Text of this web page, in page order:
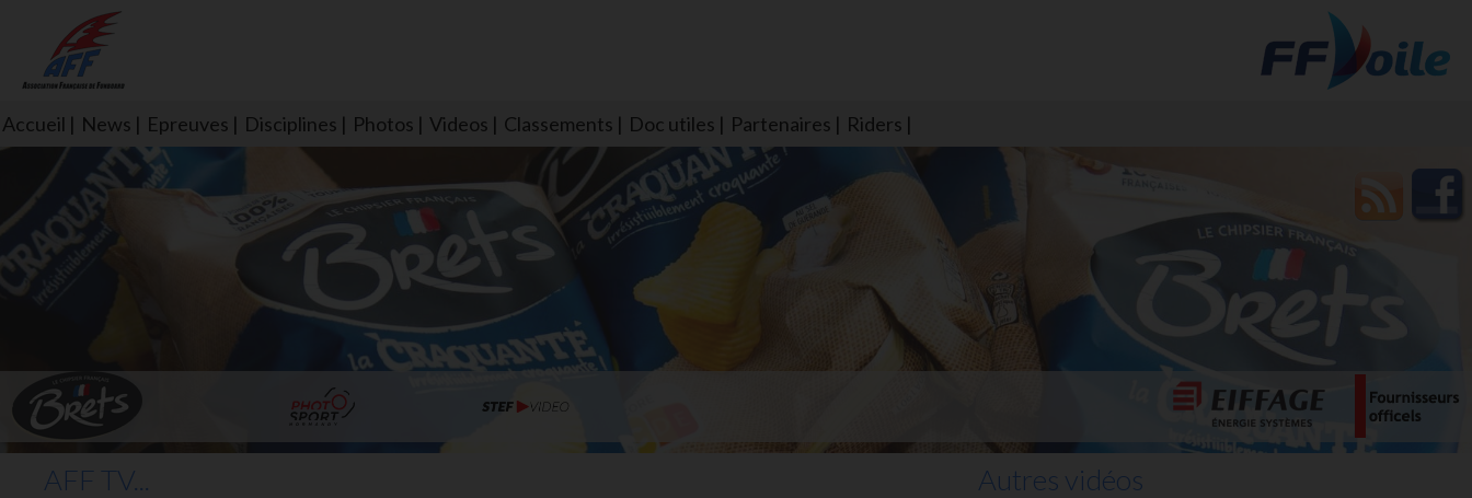
Accueil News Epreuves Disciplines Photos Videos Classements Doc utiles Partenaires Riders
L'aff soutient les SNS253 et SNS604 qui veillent sur nous pour que l'eau salée n'ait jamais le goût des
AFF TV... Autres vidéos